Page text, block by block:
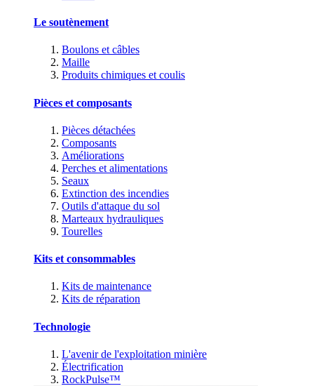
Le soutènement
Boulons et câbles
Maille
Produits chimiques et coulis
Pièces et composants
Pièces détachées
Composants
Améliorations
Perches et alimentations
Seaux
Extinction des incendies
Outils d'attaque du sol
Marteaux hydrauliques
Tourelles
Kits et consommables
Kits de maintenance
Kits de réparation
Technologie
L'avenir de l'exploitation minière
Électrification
RockPulse™